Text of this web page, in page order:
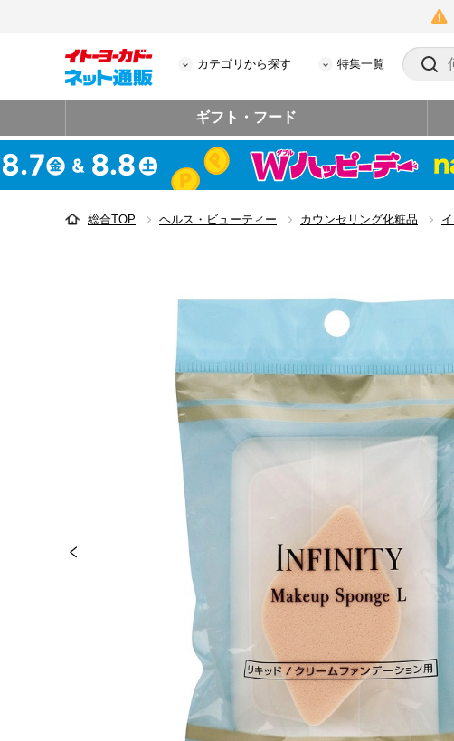
カテゴリから探す 特集一覧
ギフト・フード
総合TOP ヘルス・ビューティー カウンセリング化粧品